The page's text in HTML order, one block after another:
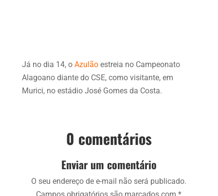
Já no dia 14, o Azulãoestreia no Campeonato
Alagoano diante do CSE, como visitante, em
Murici, no estádio José Gomes da Costa.
0 comentários
Enviar um comentário
O seu endereço de e-mail não será publicado.
Campos obrigatórios são marcados com*